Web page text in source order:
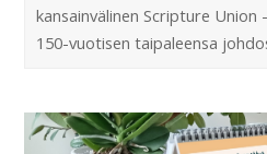
kansainvälinen Scripture
150-vuotisen taipaleensa